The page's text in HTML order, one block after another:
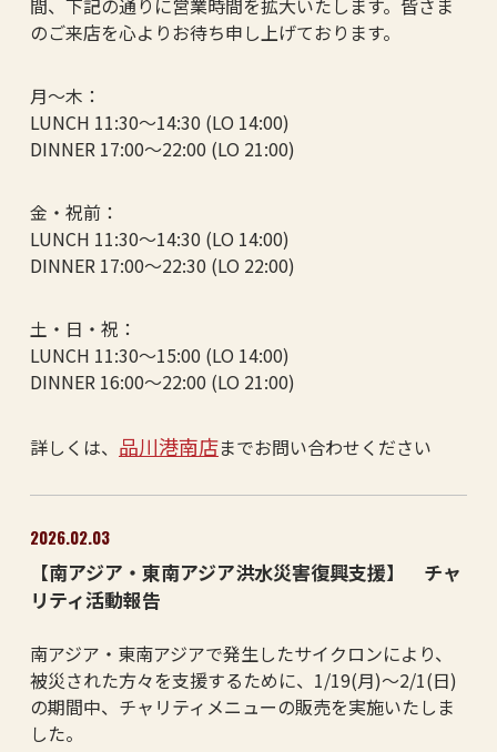
のご来店を心よりお待ち申し上げております。
月～木：
LUNCH 11:30～14:30 (LO 14:00)
DINNER 17:00～22:00 (LO 21:00)
金・祝前：
LUNCH 11:30～14:30 (LO 14:00)
DINNER 17:00～22:30 (LO 22:00)
土・日・祝：
LUNCH 11:30～15:00 (LO 14:00)
DINNER 16:00～22:00 (LO 21:00)
詳しくは、 品川港南店までお問い合わせください
2026.02.03
【南アジア・東南アジア洪水災害復興支援】 チャ
リティ活動報告
南アジア・東南アジアで発生したサイクロンにより、
被災された方々を支援するために、1/19(月)～2/1(日)
の期間中、チャリティメニューの販売を実施いたしま
した。